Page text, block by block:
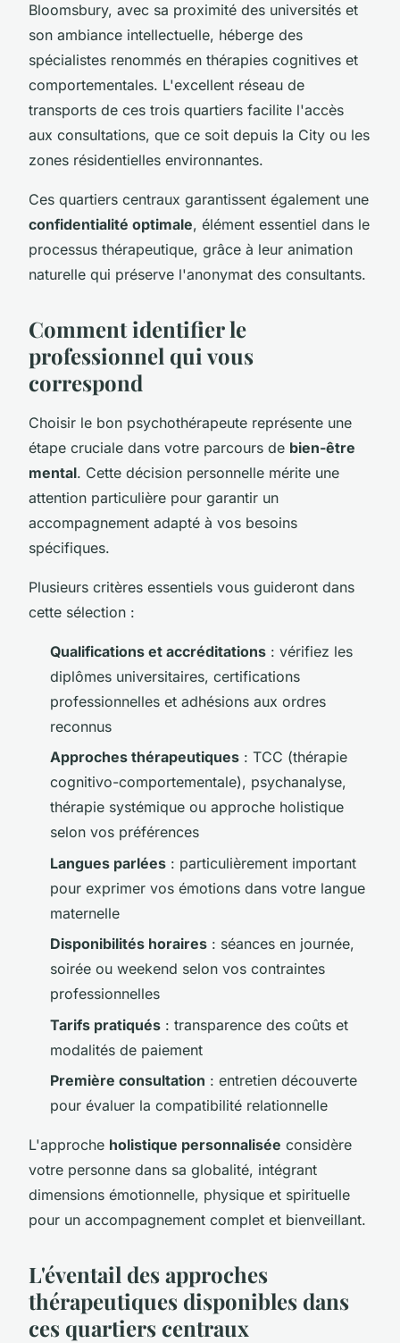
Bloomsbury, avec sa proximité des universités et
son ambiance intellectuelle, héberge des
spécialistes renommés en thérapies cognitives et
comportementales. L'excellent réseau de
transports de ces trois quartiers facilite l'accès
aux consultations, que ce soit depuis la City ou les
zones résidentielles environnantes.
Ces quartiers centraux garantissent également une
confidentialité optimale, élément essentiel dans le
processus thérapeutique, grâce à leur animation
naturelle qui préserve l'anonymat des consultants.
Comment identifier le
professionnel qui vous
correspond
Choisir le bon psychothérapeute représente une
étape cruciale dans votre parcours de bien-être
mental. Cette décision personnelle mérite une
attention particulière pour garantir un
accompagnement adapté à vos besoins
spécifiques.
Plusieurs critères essentiels vous guideront dans
cette sélection :
Qualifications et accréditations : vérifiez les
diplômes universitaires, certifications
professionnelles et adhésions aux ordres
reconnus
Approches thérapeutiques : TCC (thérapie
cognitivo-comportementale), psychanalyse,
thérapie systémique ou approche holistique
selon vos préférences
Langues parlées : particulièrement important
pour exprimer vos émotions dans votre langue
maternelle
Disponibilités horaires : séances en journée,
soirée ou weekend selon vos contraintes
professionnelles
Tarifs pratiqués : transparence des coûts et
modalités de paiement
Première consultation : entretien découverte
pour évaluer la compatibilité relationnelle
L'approche holistique personnalisée considère
votre personne dans sa globalité, intégrant
dimensions émotionnelle, physique et spirituelle
pour un accompagnement complet et bienveillant.
L'éventail des approches
thérapeutiques disponibles dans
ces quartiers centraux